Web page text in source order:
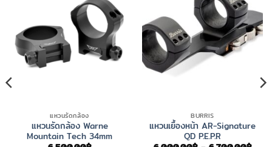
แหวนรัดกล้อง
แหวนรัดกล้อง Warne
Mountain Tech 34mm
BURRIS
แหวนเยื้องหน้า AR-Signature
QD P.E.P.R